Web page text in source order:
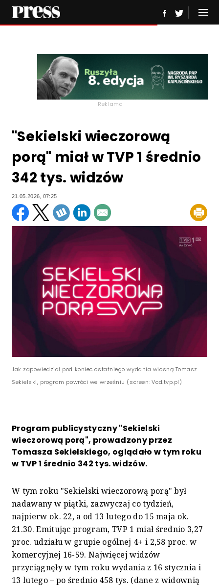
Reklama
"Sekielski wieczorową
porą" miał w TVP 1 średnio
342 tys. widzów
21.05.2026, 07:25
Jak zapowiedział pod koniec ostatniego wydania wiosną Tomasz
Sekielski, program powróci we wrześniu (screen: Vod.tvp.pl)
Program publicystyczny "Sekielski
wieczorową porą", prowadzony przez
Tomasza Sekielskiego, oglądało w tym roku
w TVP 1 średnio 342 tys. widzów.
W tym roku "Sekielski wieczorową porą" był
nadawany w piątki, zazwyczaj co tydzień,
najpierw ok. 22, a od 13 lutego do 15 maja ok.
21.30. Emitując program, TVP 1 miał średnio 3,27
proc. udziału w grupie ogólnej 4+ i 2,58 proc. w
komercyjnej 16-59. Najwięcej widzów
przyciągnęły w tym roku wydania z 16 stycznia i
13 lutego – po średnio 458 tys. (dane z widownią